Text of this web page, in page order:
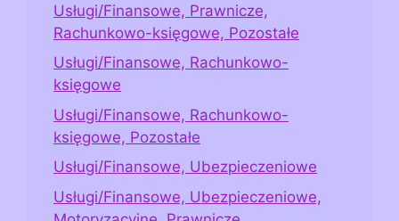
Usługi/Finansowe, Prawnicze,
Rachunkowo-księgowe, Pozostałe
Usługi/Finansowe, Rachunkowo-
księgowe
Usługi/Finansowe, Rachunkowo-
księgowe, Pozostałe
Usługi/Finansowe, Ubezpieczeniowe
Usługi/Finansowe, Ubezpieczeniowe,